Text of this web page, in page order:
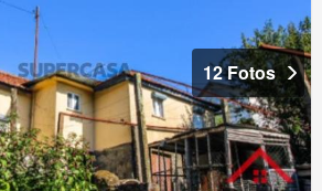
12 Fotos